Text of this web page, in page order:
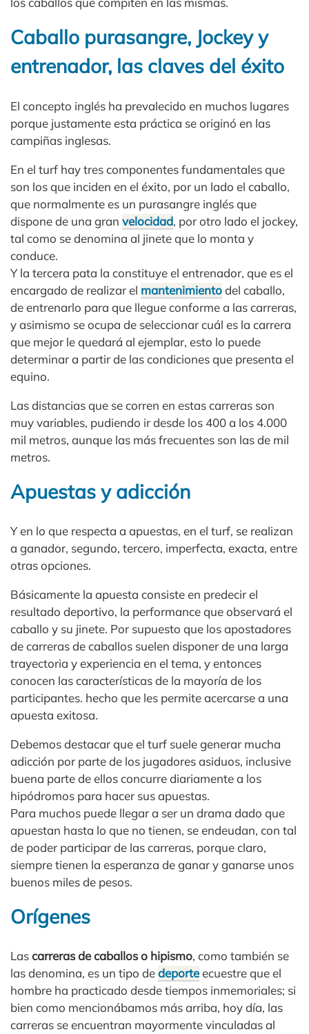
Caballo purasangre, Jockey y
entrenador, las claves del éxito
El concepto inglés ha prevalecido en muchos lugares
porque justamente esta práctica se originó en las
campiñas inglesas.
En el turf hay tres componentes fundamentales que
son los que inciden en el éxito, por un lado el caballo,
que normalmente es un purasangre inglés que
dispone de una gran velocidad, por otro lado el jockey,
tal como se denomina al jinete que lo monta y
conduce.
Y la tercera pata la constituye el entrenador, que es el
encargado de realizar el mantenimientodel caballo,
de entrenarlo para que llegue conforme a las carreras,
y asimismo se ocupa de seleccionar cuál es la carrera
que mejor le quedará al ejemplar, esto lo puede
determinar a partir de las condiciones que presenta el
equino.
Las distancias que se corren en estas carreras son
muy variables, pudiendo ir desde los 400 a los 4.000
mil metros, aunque las más frecuentes son las de mil
metros.
Apuestas y adicción
Y en lo que respecta a apuestas, en el turf, se realizan
a ganador, segundo, tercero, imperfecta, exacta, entre
otras opciones.
Básicamente la apuesta consiste en predecir el
resultado deportivo, la performance que observará el
caballo y su jinete. Por supuesto que los apostadores
de carreras de caballos suelen disponer de una larga
trayectoria y experiencia en el tema, y entonces
conocen las características de la mayoría de los
participantes. hecho que les permite acercarse a una
apuesta exitosa.
Debemos destacar que el turf suele generar mucha
adicción por parte de los jugadores asiduos, inclusive
buena parte de ellos concurre diariamente a los
hipódromos para hacer sus apuestas.
Para muchos puede llegar a ser un drama dado que
apuestan hasta lo que no tienen, se endeudan, con tal
de poder participar de las carreras, porque claro,
siempre tienen la esperanza de ganar y ganarse unos
buenos miles de pesos.
Orígenes
Lascarreras de caballos o hipismo, como también se
las denomina, es un tipo dedeporteecuestre que el
hombre ha practicado desde tiempos inmemoriales; si
bien como mencionábamos más arriba, hoy día, las
carreras se encuentran mayormente vinculadas al